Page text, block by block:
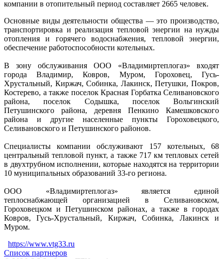
компании в отопительный период составляет 2665 человек.
Основные виды деятельности общества — это производство,
транспортировка и реализация тепловой энергии на нужды
отопления и горячего водоснабжения, тепловой энергии,
обеспечение работоспособности котельных.
В зону обслуживания ООО «Владимиртеплогаз» входят
города Владимир, Ковров, Муром, Гороховец, Гусь-
Хрустальный, Киржач, Собинка, Лакинск, Петушки, Покров,
Костерево, а также поселок Красная Горбатка Селивановского
района, поселок Содышка, поселок Вольгинский
Петушинского района, деревня Пенкино Камешковского
района и другие населенные пункты Гороховецкого,
Селивановского и Петушинского районов.
Специалисты компании обслуживают 157 котельных, 68
центральный тепловой пункт, а также 717 км тепловых сетей
в двухтрубном исполнении, которые находятся на территории
10 муниципальных образований 33-го региона.
ООО «Владимиртеплогаз» является единой
теплоснабжающей организацией в Селивановском,
Гороховецком и Петушинском районах, а также в городах
Ковров, Гусь-Хрустальный, Киржач, Собинка, Лакинск и
Муром.
https://www.vtg33.ru
Список партнеров